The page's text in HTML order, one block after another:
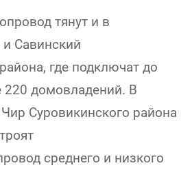
тянут и в
Савинский
где подключат до
220 домовладений. В
Суровикинского района
среднего и низкого